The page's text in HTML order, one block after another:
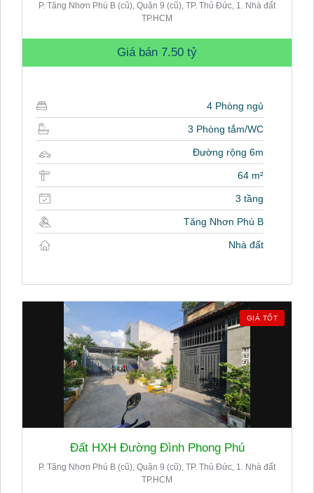
P. Tăng Nhơn Phú B (cũ), Quận 9 (cũ), TP. Thủ Đức, 1. Nhà đất
TP.HCM
Giá bán 7.50 tỷ
4 Phòng ngủ
3 Phòng tắm/WC
Đường rộng 6m
64 m²
3 tầng
Tăng Nhơn Phú B
Nhà đất
GIÁ TỐT
Đất HXH Đường Đình Phong Phú
P. Tăng Nhơn Phú B (cũ), Quận 9 (cũ), TP. Thủ Đức, 1. Nhà đất
TP.HCM